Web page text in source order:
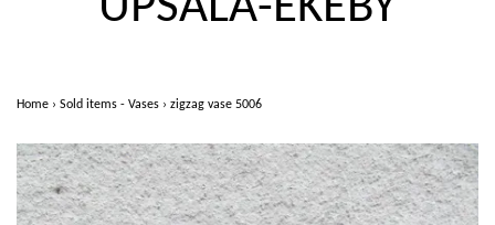
Home › Sold items - Vases › zigzag vase 5006